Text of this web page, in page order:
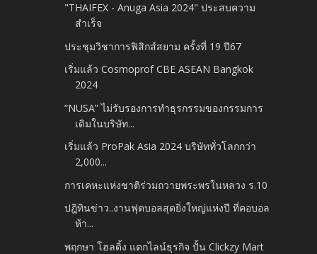
"THAIFEX - Anuga Asia 2024" ประสบความ
สำเร็จ
ประชุมวิชาการฟิสิกส์สยาม ครั้งที่ 19 ปี67
เริ่มแล้ว Cosmoprof CBE ASEAN Bangkok
2024
“NUSA” ไม่รับรองการทำธุรกรรมของกรรมการ
เดิมในบริษัท...
เริ่มแล้ว ProPak Asia 2024 บริษัททั่วโลกกว่า
2,000...
การเคหะแห่งชาติร่วมถวายพระพรในหลวง ร.10
ปฎิทินข่าว..งานฟุตบอลสุดยิ่งใหญ่แห่งปี ที่คอบอล
ห้า...
พฤกษา โฮลดิ้ง แตกไลน์ธุรกิจ ปั้น Clickzy Mart